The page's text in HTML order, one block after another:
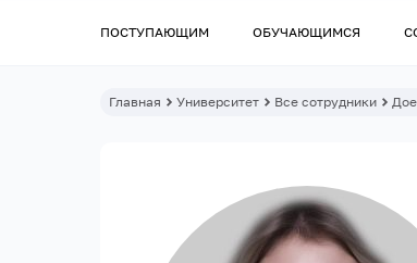
ПОСТУПАЮЩИМ ОБУЧАЮЩИМСЯ
Главная Университет Все сотрудники